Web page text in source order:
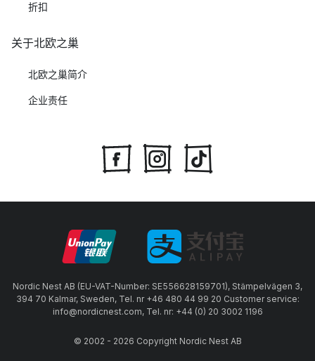
折扣
关于北欧之巢
北欧之巢简介
企业责任
Nordic Nest AB (EU-VAT-Number: SE556628159701), Stämpelvägen 3,
394 70 Kalmar, Sweden, Tel. nr +46 480 44 99 20 Customer service:
info@nordicnest.com, Tel. nr: +44 (0) 20 3002 1196
© 2002 - 2026 Copyright Nordic Nest AB